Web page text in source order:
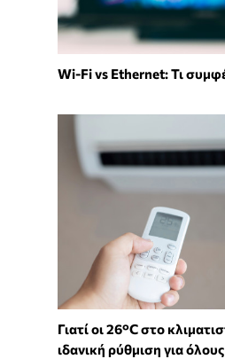
Wi-Fi vs Ethernet: Τι
Γιατί οι 26°C στο
ιδανική ρύθμιση για όλους